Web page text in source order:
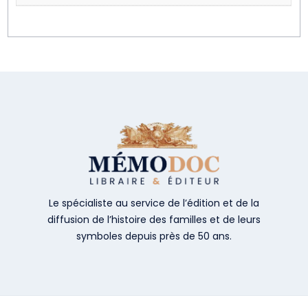
Le spécialiste au service de l’édition et de la
diffusion de l’histoire des familles et de leurs
symboles depuis près de 50 ans.